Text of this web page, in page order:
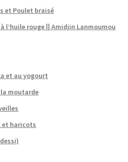
et Poulet braisé
l’huile rouge || Amidjin Lanmoumou
et au yogourt
moutarde
et haricots